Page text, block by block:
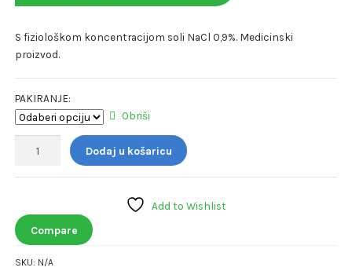
cijena:
od
do
10,35 €
S fiziološkom koncentracijom soli NaCl 0,9%. Medicinski
proizvod.
PAKIRANJE:
Obriši
AND
količina
Dodaj u košaricu
Add to Wishlist
Compare
SKU: N/A